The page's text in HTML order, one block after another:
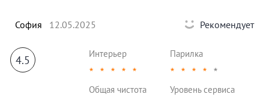
София 12.05.2025 Рекомендует
4.5 Интерьер
★ ★ ★ ★ ★
Парилка
★ ★ ★ ★ ★
Общая чистота Уровень сервиса